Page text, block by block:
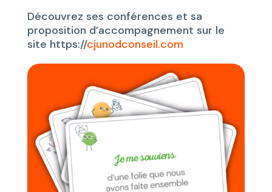
Découvrez ses conférences et sa
proposition d’accompagnement sur le
site https://cjunodconseil.com